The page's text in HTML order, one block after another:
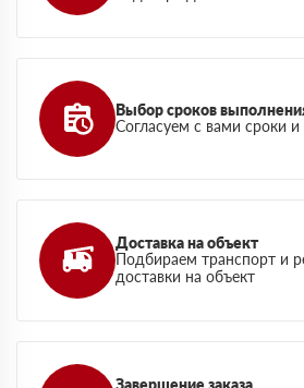
Выбор сроков
Согласуем с вами сроки
Доставка на объект
Подбираем транспорт и
доставки на объект